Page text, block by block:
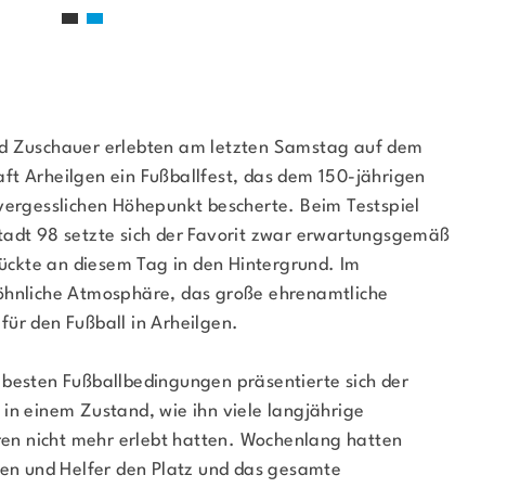
Zuschauer erlebten am letzten Samstag auf dem
Arheilgen ein Fußballfest, das dem 150-jährigen
Höhepunkt bescherte. Beim Testspiel
98 setzte sich der Favorit zwar erwartungsgemäß
an diesem Tag in den Hintergrund. Im
Atmosphäre, das große ehrenamtliche
den Fußball in Arheilgen.
Fußballbedingungen präsentierte sich der
einem Zustand, wie ihn viele langjährige
nicht mehr erlebt hatten. Wochenlang hatten
und Helfer den Platz und das gesamte